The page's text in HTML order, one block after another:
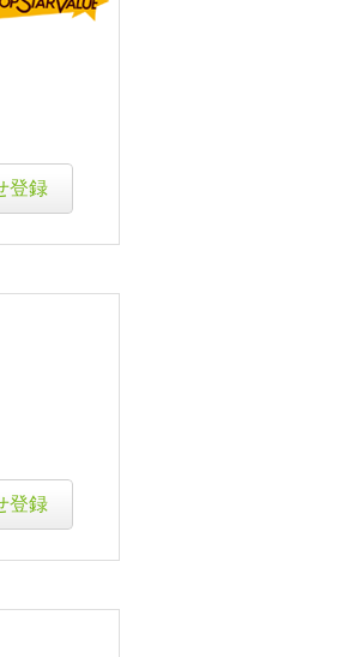
登録
登録